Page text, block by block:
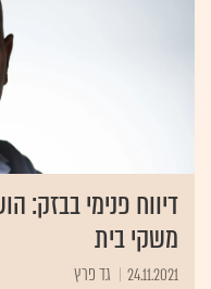
דיווח פנימי בבזק:
משקי בית
24.11.2021 גד פרץ